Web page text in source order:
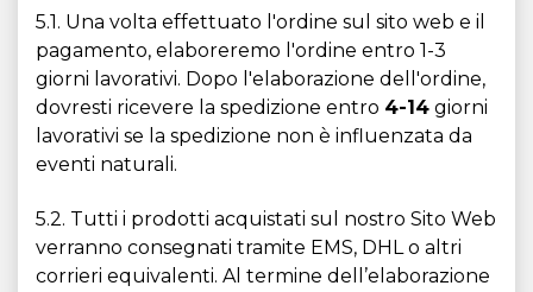
5.1. Una volta effettuato l'ordine sul sito web e il
pagamento, elaboreremo l'ordine entro 1-3
giorni lavorativi. Dopo l'elaborazione dell'ordine,
dovresti ricevere la spedizione entro 4-14 giorni
lavorativi se la spedizione non è influenzata da
eventi naturali.
5.2. Tutti i prodotti acquistati sul nostro Sito Web
verranno consegnati tramite EMS, DHL o altri
corrieri equivalenti. Al termine dell’elaborazione